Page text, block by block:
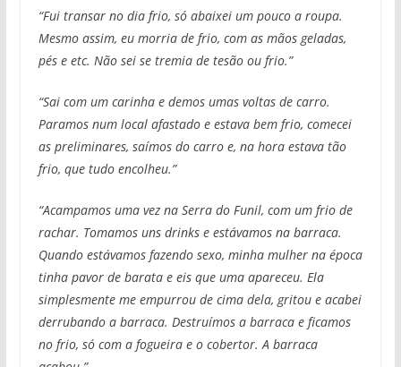
“Fui transar no dia frio, só abaixei um pouco a roupa.
Mesmo assim, eu morria de frio, com as mãos geladas,
pés e etc. Não sei se tremia de tesão ou frio.”
“Sai com um carinha e demos umas voltas de carro.
Paramos num local afastado e estava bem frio, comecei
as preliminares, saímos do carro e, na hora estava tão
frio, que tudo encolheu.”
“Acampamos uma vez na Serra do Funil, com um frio de
rachar. Tomamos uns drinks e estávamos na barraca.
Quando estávamos fazendo sexo, minha mulher na época
tinha pavor de barata e eis que uma apareceu. Ela
simplesmente me empurrou de cima dela, gritou e acabei
derrubando a barraca. Destruímos a barraca e ficamos
no frio, só com a fogueira e o cobertor. A barraca